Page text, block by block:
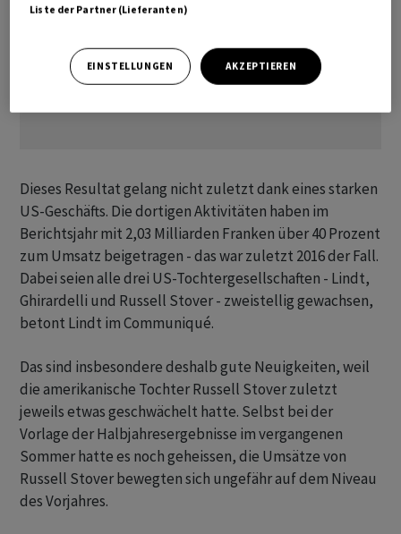
Dieses Resultat gelang nicht zuletzt dank eines starken
US-Geschäfts. Die dortigen Aktivitäten haben im
Berichtsjahr mit 2,03 Milliarden Franken über 40 Prozent
zum Umsatz beigetragen - das war zuletzt 2016 der Fall.
Dabei seien alle drei US-Tochtergesellschaften - Lindt,
Ghirardelli und Russell Stover - zweistellig gewachsen,
betont Lindt im Communiqué.
Das sind insbesondere deshalb gute Neuigkeiten, weil
die amerikanische Tochter Russell Stover zuletzt
jeweils etwas geschwächelt hatte. Selbst bei der
Vorlage der Halbjahresergebnisse im vergangenen
Sommer hatte es noch geheissen, die Umsätze von
Russell Stover bewegten sich ungefähr auf dem Niveau
des Vorjahres.
Liste der Partner (Lieferanten)
EINSTELLUNGEN AKZEPTIEREN